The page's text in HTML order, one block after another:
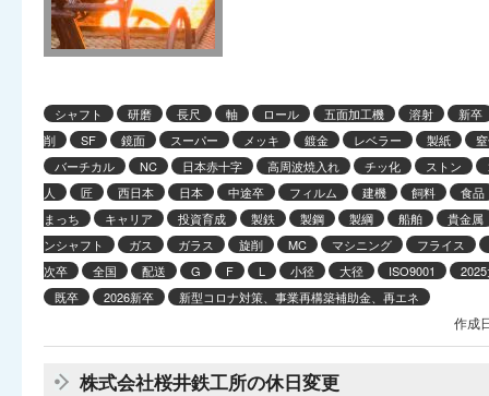
シャフト 研磨 長尺 軸 ロール 五面加工機 溶射
新卒
削
SF 鏡面 スーパー メッキ 鍍金 レベラー 製紙
バーチカル
NC 日本赤十字 高周波焼入れ チッ化 ストン
人
匠 西日本 日本 中途卒 フィルム 建機 飼料
食品
まっち
キャリア 投資育成 製鉄 製鋼 製綱 船舶
貴金属
ンシャフト
ガス ガラス 旋削 MC マシニング
フライス
次卒
全国 配送 G F L 小径 大径 ISO9001
既卒
2026新卒 新型コロナ対策、事業再構築補助金、再エネ
作成
株式会社桜井鉄工所の休日変更